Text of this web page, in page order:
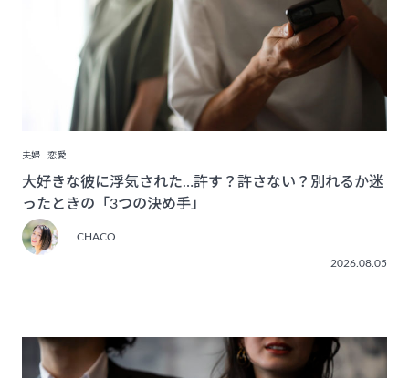
夫婦 恋愛
大好きな彼に浮気された…許す？許さない？別れるか迷
ったときの「3つの決め手」
CHACO
2026.08.05